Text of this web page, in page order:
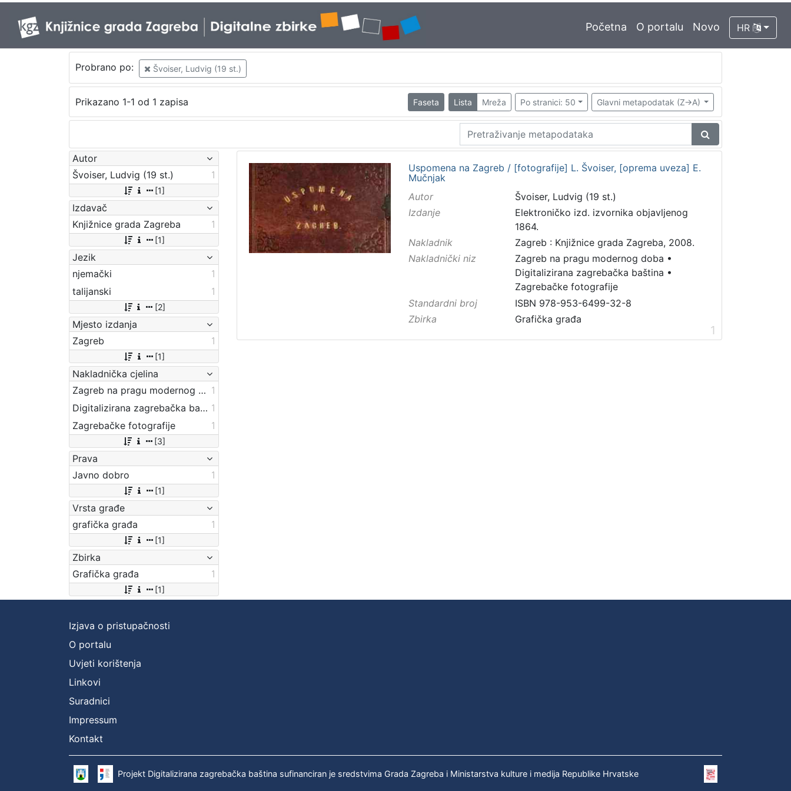
Početna O portalu Novo HR
Probrano po: Švoiser, Ludvig (19 st.)
Prikazano 1-1 od 1 zapisa Faseta Lista Mreža Po stranici: 50 Glavni metapodatak (Z->A)
Autor
Švoiser, Ludvig (19 st.)
1
[1]
Izdavač
Knjižnice grada Zagreba
1
[1]
Jezik
njemački
1
talijanski
1
[2]
Mjesto izdanja
Zagreb
1
[1]
Nakladnička cjelina
Zagreb na pragu modernog doba 1
Digitalizirana zagrebačka baština 1
Zagrebačke fotografije
1
[3]
Prava
Javno dobro
1
[1]
Vrsta građe
grafička građa
1
[1]
Zbirka
Grafička građa
1
[1]
Uspomena na Zagreb / [fotografije] L. Švoiser, [oprema uveza] E.
Mučnjak
Autor
Švoiser, Ludvig (19 st.)
Izdanje
Elektroničko izd. izvornika objavljenog
1864.
Nakladnik
Zagreb : Knjižnice grada Zagreba, 2008.
Nakladnički niz
Zagreb na pragu modernog doba •
Digitalizirana zagrebačka baština •
Zagrebačke fotografije
Standardni broj
ISBN 978-953-6499-32-8
Zbirka
Grafička građa
1
Izjava o pristupačnosti
O portalu
Uvjeti korištenja
Linkovi
Suradnici
Impressum
Kontakt
Projekt Digitalizirana zagrebačka baština sufinanciran je sredstvima Grada Zagreba i Ministarstva kulture i medija Republike Hrvatske